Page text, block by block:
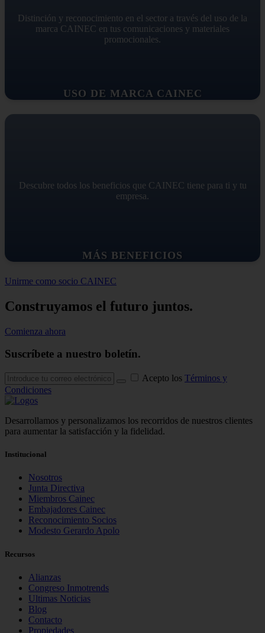
USO DE MARCA CAINEC
Distinción y reconocimiento en el sector a través del uso de la
marca CAINEC en tus comunicaciones y materiales
promocionales.
MÁS BENEFICIOS
Descubre todos los beneficios que CAINEC tiene para ti y tu
empresa.
Unirme como socio CAINEC
Construyamos el futuro juntos.
Comienza ahora
Suscríbete a nuestro boletín.
Acepto los Términos y
Condiciones
Desarrollamos y personalizamos los recorridos de nuestros clientes
para aumentar la satisfacción y la fidelidad.
Institucional
Nosotros
Junta Directiva
Miembros Cainec
Embajadores Cainec
Reconocimiento Socios
Modesto Gerardo Apolo
Recursos
Alianzas
Congreso Inmotrends
Ultimas Noticias
Blog
Contacto
Propiedades